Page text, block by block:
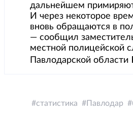
дальнейшем
И через некоторое
вновь обращаются в
— сообщил
местной полицейской
Павлодарской области
статистика Павлодар